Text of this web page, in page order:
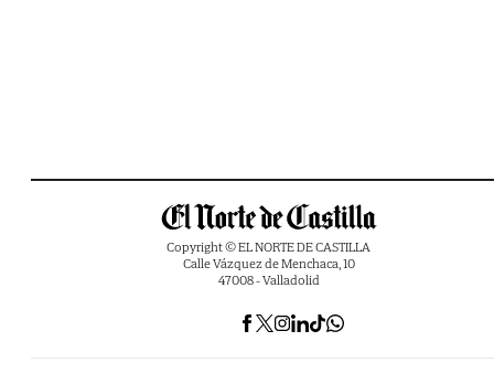
Copyright © EL NORTE DE CASTILLA
Calle Vázquez de Menchaca, 10
47008 - Valladolid